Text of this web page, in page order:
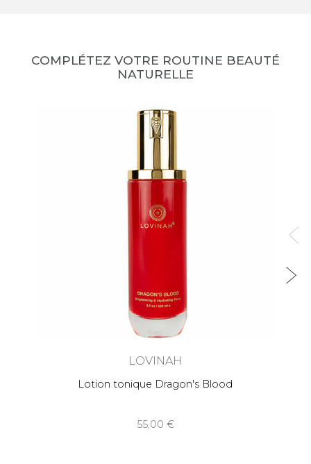
COMPLÉTEZ VOTRE ROUTINE BEAUTÉ
NATURELLE
LOVINAH
Lotion tonique Dragon's Blood
55,00